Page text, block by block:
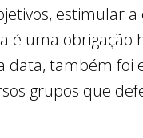
estimular a
é uma obrigação
data, também foi
grupos que